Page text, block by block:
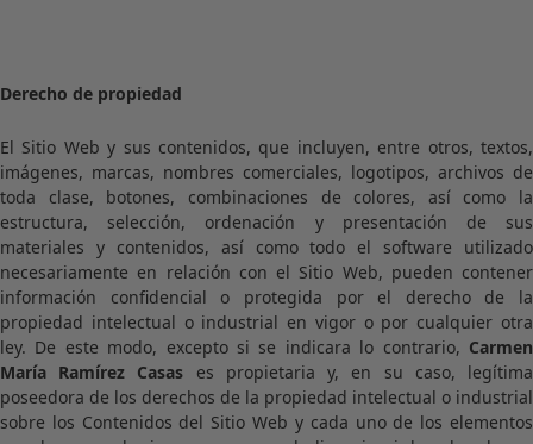
Derecho de propiedad
El Sitio Web y sus contenidos, que incluyen, entre otros, textos,
imágenes, marcas, nombres comerciales, logotipos, archivos de
toda clase, botones, combinaciones de colores, así como la
estructura, selección, ordenación y presentación de sus
materiales y contenidos, así como todo el software utilizado
necesariamente en relación con el Sitio Web, pueden contener
información confidencial o protegida por el derecho de la
propiedad intelectual o industrial en vigor o por cualquier otra
ley. De este modo, excepto si se indicara lo contrario, Carmen
María Ramírez Casas es propietaria y, en su caso, legítima
poseedora de los derechos de la propiedad intelectual o industrial
sobre los Contenidos del Sitio Web y cada uno de los elementos